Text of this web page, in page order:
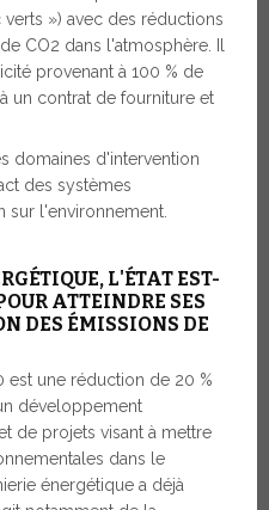
») avec des réductions
CO2 dans l'atmosphère. Il
provenant à 100 % de
un contrat de fourniture et
domaines d'intervention
des systèmes
l'environnement.
L'ÉTAT EST-
ATTEINDRE SES
DES ÉMISSIONS DE
est une réduction de 20 %
développement
de projets visant à mettre
dans le
énergétique a déjà